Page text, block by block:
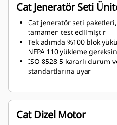
Cat Jeneratör Seti
Cat jeneratör seti
tamamen test edilmiştir
Tek adımda %100 blok
NFPA 110 yükleme
ISO 8528-5 kararlı durum
standartlarına uyar
Cat Dizel Motor